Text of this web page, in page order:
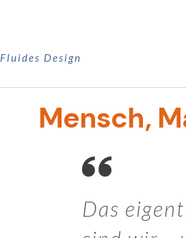
Fluides Design
Mensch,
Das